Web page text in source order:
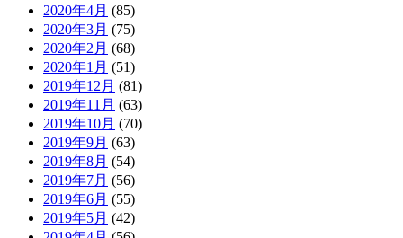
2020年4月 (85)
2020年3月 (75)
2020年2月 (68)
2020年1月 (51)
2019年12月 (81)
2019年11月 (63)
2019年10月 (70)
2019年9月 (63)
2019年8月 (54)
2019年7月 (56)
2019年6月 (55)
2019年5月 (42)